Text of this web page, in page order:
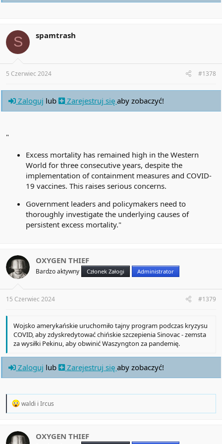
S spamtrash
5 Czerwiec 2024 #1378
Zaloguj lub Zarejestruj się aby zobaczyć!
"
Excess mortality has remained high in the Western
World for three consecutive years, despite the
implementation of containment measures and COVID-
19 vaccines. This raises serious concerns.
Government leaders and policymakers need to
thoroughly investigate the underlying causes of
persistent excess mortality."
OXYGEN THIEF
Bardzo aktywny Członek Załogi Administrator
15 Czerwiec 2024 #1379
Wojsko amerykańskie uruchomiło tajny program podczas kryzysu
COVID, aby zdyskredytować chińskie szczepienia Sinovac - zemsta
za wysiłki Pekinu, aby obwinić Waszyngton za pandemię.
Zaloguj lub Zarejestruj się aby zobaczyć!
R
t
i
waldi i Ircus
OXYGEN THIEF